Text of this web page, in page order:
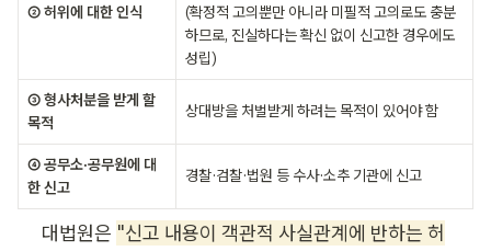
② 허위에 대한 인식
(확정적 고의뿐만 아니라 미필적 고의로도 충분
하므로, 진실하다는 확신 없이 신고한 경우에도
성립)
③ 형사처분을 받게 할
목적
상대방을 처벌받게 하려는 목적이 있어야 함
④ 공무소·공무원에 대
한 신고
경찰·검찰·법원 등 수사·소추 기관에 신고
대법원은 "신고 내용이 객관적 사실관계에 반하는 허